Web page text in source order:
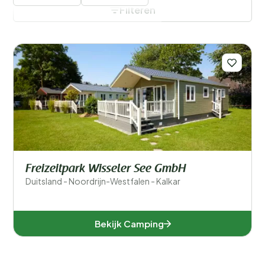
Populaire filters
Type accommodatie
Zwemmen
Sport en vrije tijd
Filteren
Freizeitpark Wisseler See GmbH
Duitsland - Noordrijn-Westfalen - Kalkar
Bekijk Camping